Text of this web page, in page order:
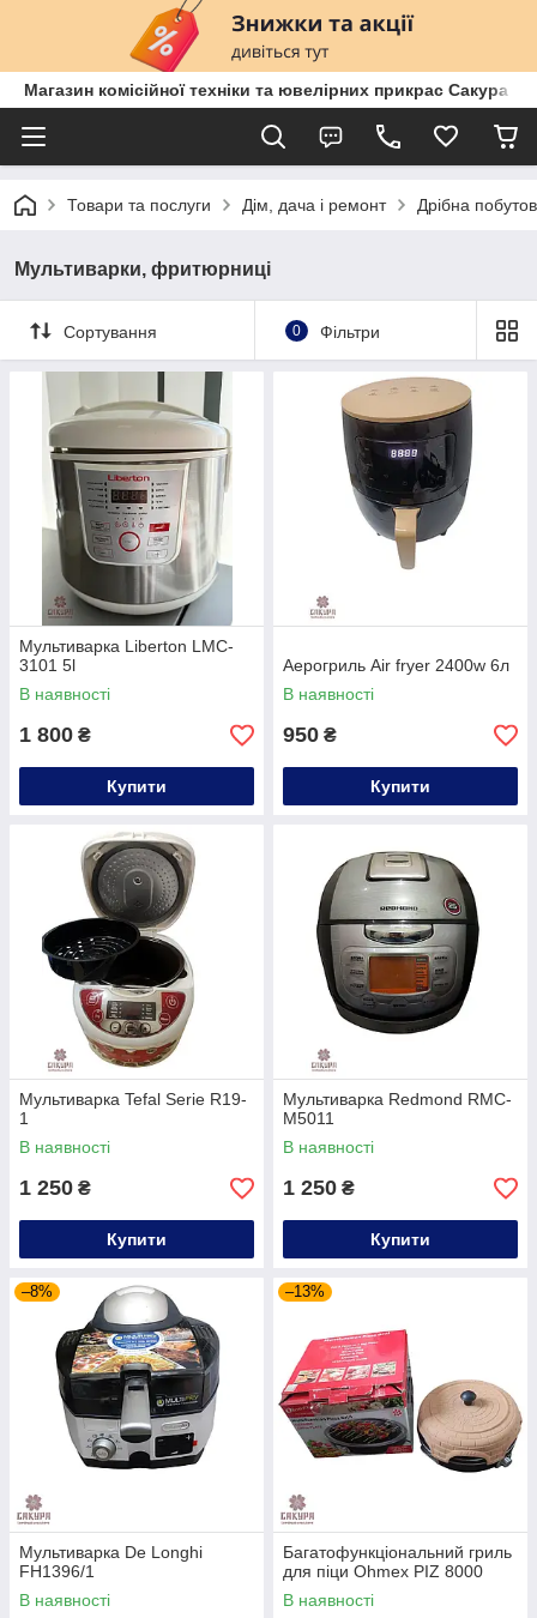
Магазин комісійної техніки та ювелірних прикрас Сакура
Товари та послуги Дім, дача і ремонт Дрібна
Мультиварки, фритюрниці
Сортування 0 Фільтри
Мультиварка Liberton LMC-
3101 5l
В наявності
1 800 ₴
Купити
Аерогриль Air fryer 2400w 6л
В наявності
950 ₴
Купити
Мультиварка Tefal Serie R19-
1
В наявності
1 250 ₴
Купити
Мультиварка Redmond RMC-
M5011
В наявності
1 250 ₴
Купити
–8%
Мультиварка De Longhi
FH1396/1
В наявності
–13%
Багатофункціональний гриль
для піци Ohmex PIZ 8000
В наявності